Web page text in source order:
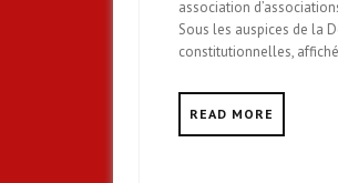
association
Sous les auspices de la
constitutionnelles,
READ MORE